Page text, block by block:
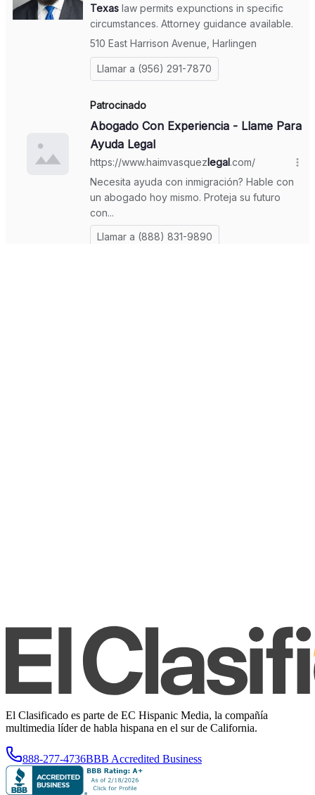
El Clasificado es parte de EC Hispanic Media, la compañía
multimedia líder de habla hispana en el sur de California.
888-277-4736BBB Accredited Business